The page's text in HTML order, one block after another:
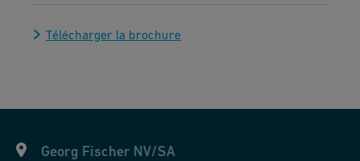
Télécharger la brochure
Georg Fischer NV/SA